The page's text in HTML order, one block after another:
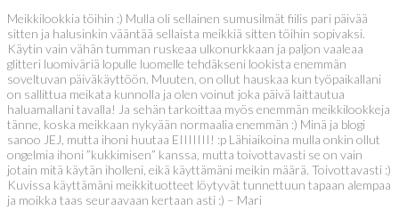
Meikkilookkia töihin :) Mulla oli sellainen sumusilmät fiilis pari päivää
sitten ja halusinkin vääntää sellaista meikkiä sitten töihin sopivaksi.
Käytin vain vähän tumman ruskeaa ulkonurkkaan ja paljon vaaleaa
glitteri luomiväriä lopulle luomelle tehdäkseni lookista enemmän
soveltuvan päiväkäyttöön. Muuten, on ollut hauskaa kun työpaikallani
on sallittua meikata kunnolla ja olen voinut joka päivä laittautua
haluamallani tavalla! Ja sehän tarkoittaa myös enemmän meikkilookkeja
tänne, koska meikkaan nykyään normaalia enemmän :) Minä ja blogi
sanoo JEJ, mutta ihoni huutaa EIIIIIII! :p Lähiaikoina mulla onkin ollut
ongelmia ihoni ”kukkimisen” kanssa, mutta toivottavasti se on vain
jotain mitä käytän iholleni, eikä käyttämäni meikin määrä. Toivottavasti :)
Kuvissa käyttämäni meikkituotteet löytyvät tunnettuun tapaan alempaa
ja moikka taas seuraavaan kertaan asti :) – Mari